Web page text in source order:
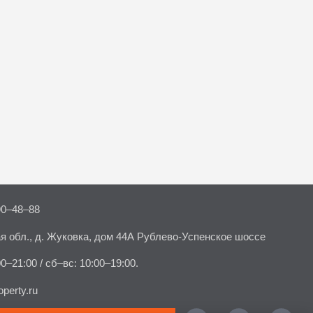
обл., д. Жуковка, дом 44А Рублево-Успенское шоссе
/ сб–вс: 10:00–19:00.